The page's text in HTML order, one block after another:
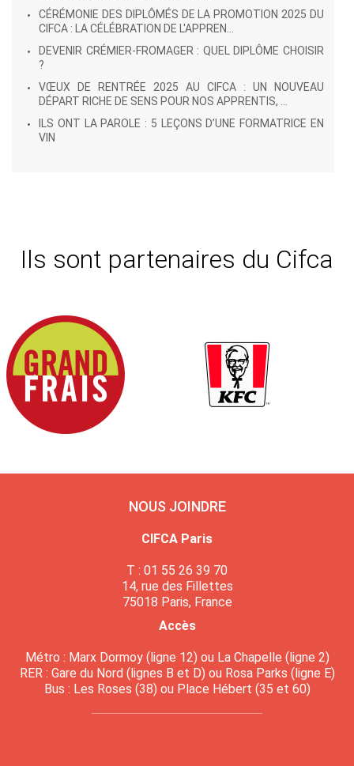
CÉRÉMONIE DES DIPLÔMÉS DE LA PROMOTION 2025 DU
CIFCA : LA CÉLÉBRATION DE L'APPREN...
DEVENIR CRÉMIER-FROMAGER : QUEL DIPLÔME CHOISIR
?
VŒUX DE RENTRÉE 2025 AU CIFCA : UN NOUVEAU
DÉPART RICHE DE SENS POUR NOS APPRENTIS, ...
ILS ONT LA PAROLE : 5 LEÇONS D’UNE FORMATRICE EN
VIN
Ils sont partenaires du Cifca
NOUS JOINDRE
CIFCA Paris
T : 01 55 26 39 70
14, rue des Fillettes
75018 Paris, France
Accès
Métro : Marx Dormoy (ligne 12) ou La Chapelle (ligne 2)
RER : Gare du Nord (lignes B et D) ou Rosa Parks (ligne E)
Bus : Les Roses (38) ou Place Hébert (35 et 60)